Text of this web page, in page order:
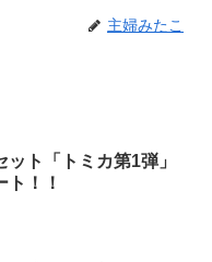
主婦みたこ
ット「トミカ第1弾」
ト！！